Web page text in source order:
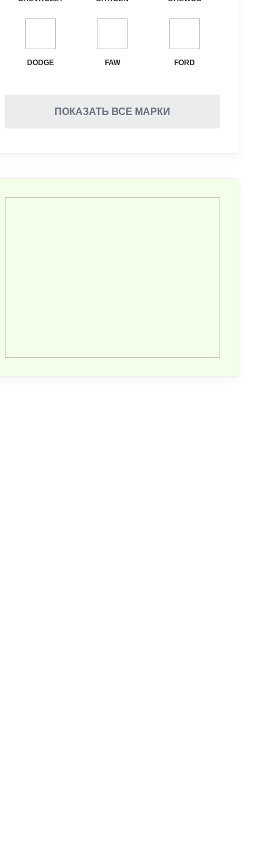
DODGE FAW FORD
ПОКАЗАТЬ ВСЕ МАРКИ